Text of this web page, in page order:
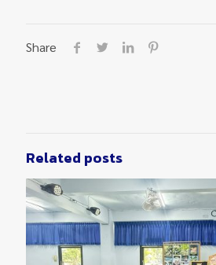
Share
Related posts